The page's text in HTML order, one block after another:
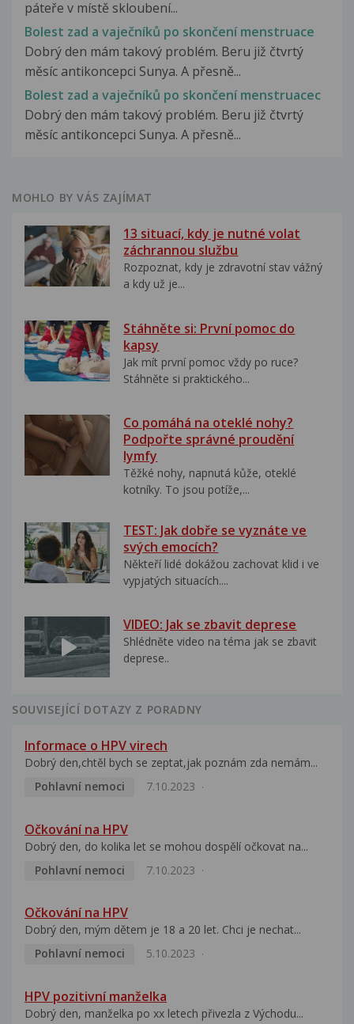
páteře v místě skloubení...
Bolest zad a vaječníků po skončení menstruace
Dobrý den mám takový problém. Beru již čtvrtý
měsíc antikoncepci Sunya. A přesně...
Bolest zad a vaječníků po skončení menstruacec
Dobrý den mám takový problém. Beru již čtvrtý
měsíc antikoncepci Sunya. A přesně...
MOHLO BY VÁS ZAJÍMAT
13 situací, kdy je nutné volat
záchrannou službu
Rozpoznat, kdy je zdravotní stav vážný
a kdy už je...
Stáhněte si: První pomoc do
kapsy
Jak mít první pomoc vždy po ruce?
Stáhněte si praktického...
Co pomáhá na oteklé nohy?
Podpořte správné proudění
lymfy
Těžké nohy, napnutá kůže, oteklé
kotníky. To jsou potíže,...
TEST: Jak dobře se vyznáte ve
svých emocích?
Někteří lidé dokážou zachovat klid i ve
vypjatých situacích....
VIDEO: Jak se zbavit deprese
Shlédněte video na téma jak se zbavit
deprese..
SOUVISEJÍCÍ DOTAZY Z PORADNY
Informace o HPV virech
Dobrý den,chtěl bych se zeptat,jak poznám zda nemám...
Pohlavní nemoci
7.10.2023
Očkování na HPV
Dobrý den, do kolika let se mohou dospělí očkovat na...
Pohlavní nemoci
7.10.2023
Očkování na HPV
Dobrý den, mým dětem je 18 a 20 let. Chci je nechat...
Pohlavní nemoci
5.10.2023
HPV pozitivní manželka
Dobrý den, manželka po xx letech přivezla z Východu...